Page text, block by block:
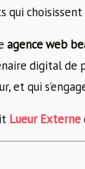
qui
agence web
digital
et qui
Lueur Externe